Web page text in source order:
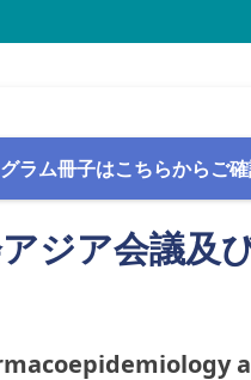
ラム冊子はこちらからご確
ジア会議及